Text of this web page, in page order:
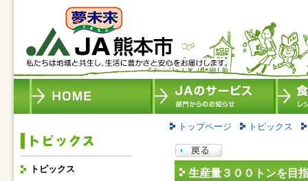
トピックス
トップページ トピックス
生産量３００トンを目